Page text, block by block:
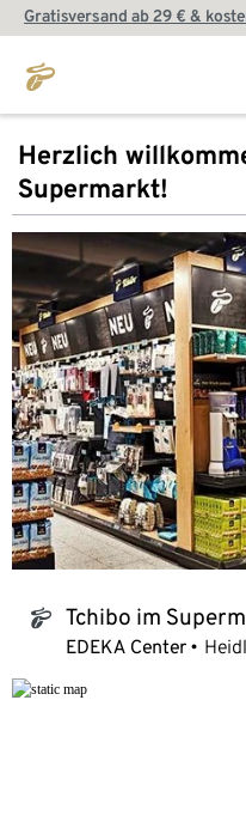
Gratisversand ab 29 € &
Herzlich
Supermarkt!
tchibo_logo Tchibo im
EDEKA Center